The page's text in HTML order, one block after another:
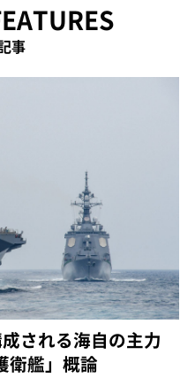
事
される海自の主力
艦」概論